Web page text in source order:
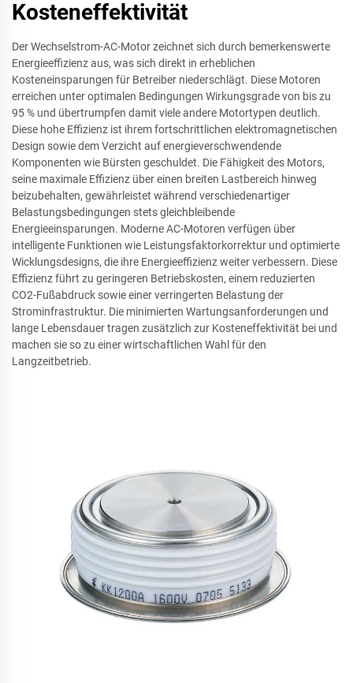
Kosteneffektivität
Der Wechselstrom-AC-Motor zeichnet sich durch bemerkenswerte
Energieeffizienz aus, was sich direkt in erheblichen
Kosteneinsparungen für Betreiber niederschlägt. Diese Motoren
erreichen unter optimalen Bedingungen Wirkungsgrade von bis zu
95 % und übertrumpfen damit viele andere Motortypen deutlich.
Diese hohe Effizienz ist ihrem fortschrittlichen elektromagnetischen
Design sowie dem Verzicht auf energieverschwendende
Komponenten wie Bürsten geschuldet. Die Fähigkeit des Motors,
seine maximale Effizienz über einen breiten Lastbereich hinweg
beizubehalten, gewährleistet während verschiedenartiger
Belastungsbedingungen stets gleichbleibende
Energieeinsparungen. Moderne AC-Motoren verfügen über
intelligente Funktionen wie Leistungsfaktorkorrektur und optimierte
Wicklungsdesigns, die ihre Energieeffizienz weiter verbessern. Diese
Effizienz führt zu geringeren Betriebskosten, einem reduzierten
CO2-Fußabdruck sowie einer verringerten Belastung der
Strominfrastruktur. Die minimierten Wartungsanforderungen und
lange Lebensdauer tragen zusätzlich zur Kosteneffektivität bei und
machen sie so zu einer wirtschaftlichen Wahl für den
Langzeitbetrieb.